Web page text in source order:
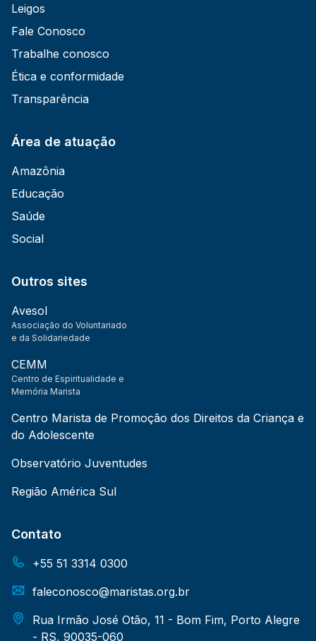
Leigos
Fale Conosco
Trabalhe conosco
Ética e conformidade
Transparência
Área de atuação
Amazônia
Educação
Saúde
Social
Outros sites
Avesol
Associação do Voluntariado
e da Solidariedade
CEMM
Centro de Espiritualidade e
Memória Marista
Centro Marista de Promoção dos Direitos da Criança e
do Adolescente
Observatório Juventudes
Região América Sul
Contato
+55 51 3314 0300
faleconosco@maristas.org.br
Rua Irmão José Otão, 11 - Bom Fim, Porto Alegre
- RS, 90035-060